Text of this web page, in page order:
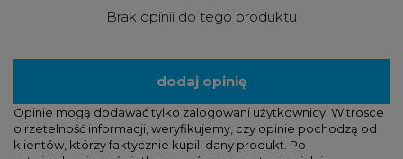
Brak opinii do tego produktu
dodaj opinię
Opinie mogą dodawać tylko zalogowani użytkownicy. W trosce
o rzetelność informacji, weryfikujemy, czy opinie pochodzą od
klientów, którzy faktycznie kupili dany produkt. Po